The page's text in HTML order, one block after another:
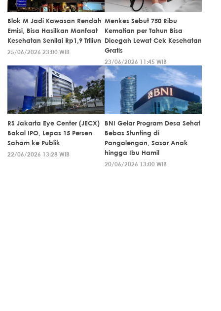
Blok M Jadi Kawasan Rendah
Emisi, Bisa Hasilkan Manfaat
Kesehatan Senilai Rp1,9 Triliun
25/06/2026 23:00 WIB
Menkes Sebut 750 Ribu
Kematian per Tahun Bisa
Dicegah Lewat Cek Kesehatan
Gratis
23/06/2026 11:45 WIB
RS Jakarta Eye Center (JECX)
Bakal IPO, Lepas 15 Persen
Saham ke Publik
22/06/2026 13:28 WIB
BNI Gelar Program Desa Sehat
Bebas Stunting di
Pangalengan, Sasar Anak
hingga Ibu Hamil
20/06/2026 13:00 WIB